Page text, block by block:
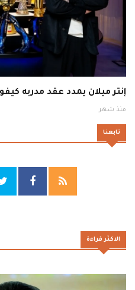
إنتر ميلان يمدد عقد مدربه كيفو
منذ شهر
تابعنا
الاكثر قراءة